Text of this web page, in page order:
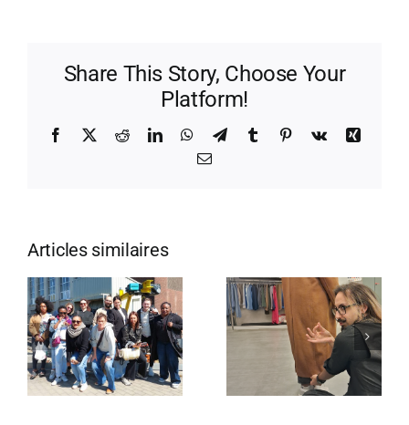
Share This Story, Choose Your
Platform!
Facebook
X RedditLinkedInWhatsApp
TelegramTumblr Pinterest
Vk
Xing
Email
Articles similaires
Formation
« Vente &
Retouches »
De la RTBF
au journal le
Soir, la petite
enfance au
cœur des